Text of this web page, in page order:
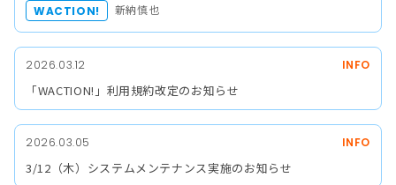
WACTION! 新納慎也
INFO
2026.03.12
「WACTION!」利用規約改定のお知らせ
INFO
2026.03.05
3/12（木）システムメンテナンス実施のお知らせ